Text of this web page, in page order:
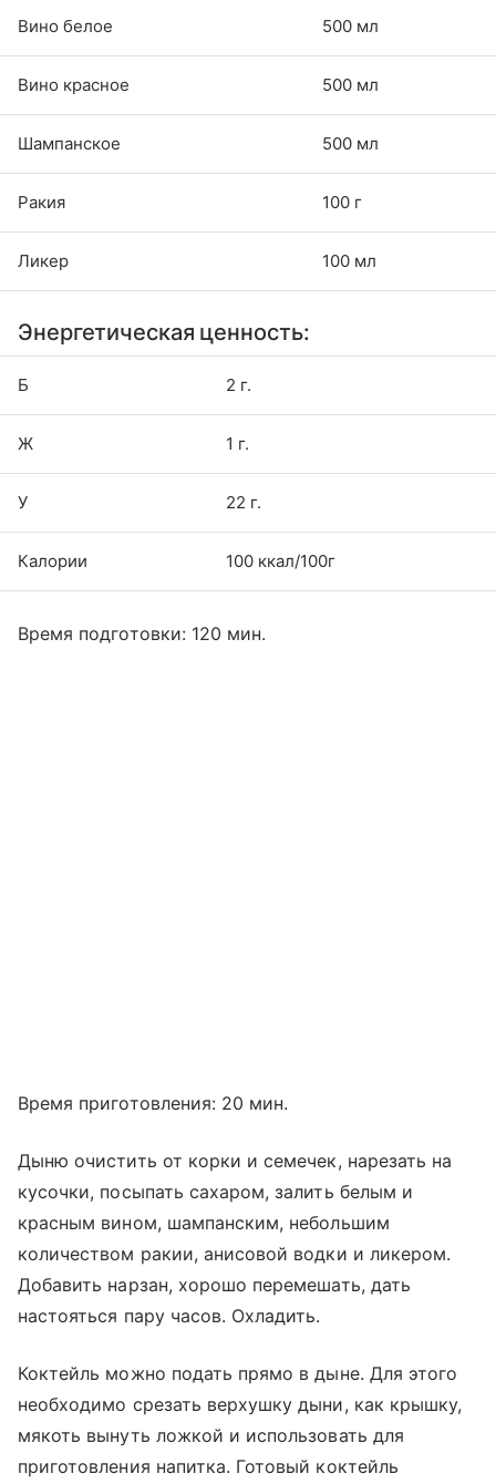
Вино белое 500 мл
Вино красное 500 мл
Шампанское 500 мл
Ракия 100 г
Ликер 100 мл
Энергетическая ценность:
Б 2 г.
Ж 1 г.
У 22 г.
Калории 100 ккал/100г
Время подготовки: 120 мин.
Время приготовления: 20 мин.
Дыню очистить от корки и семечек, нарезать на
кусочки, посыпать сахаром, залить белым и
красным вином, шампанским, небольшим
количеством ракии, анисовой водки и ликером.
Добавить нарзан, хорошо перемешать, дать
настояться пару часов. Охладить.
Коктейль можно подать прямо в дыне. Для этого
необходимо срезать верхушку дыни, как крышку,
мякоть вынуть ложкой и использовать для
приготовления напитка. Готовый коктейль